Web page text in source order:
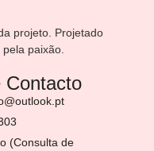
projeto. Projetado
paixão.
Contacto
(Consulta de